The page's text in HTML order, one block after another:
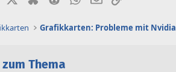
Grafikkarten: Probleme mit Nvidia
Thema